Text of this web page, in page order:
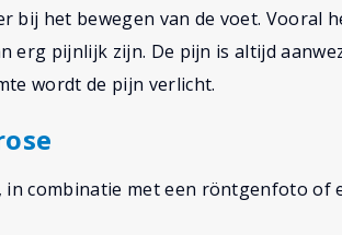
bij het bewegen van de voet. Vooral
erg pijnlijk zijn. De pijn is altijd
wordt de pijn verlicht.
combinatie met een röntgenfoto of